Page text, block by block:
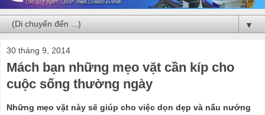
▼
30 tháng 9, 2014
Mách bạn những mẹo vặt cần kíp cho
cuộc sống thường ngày
Những mẹo vặt này sẽ giúp cho việc dọn dẹp và nấu nướng